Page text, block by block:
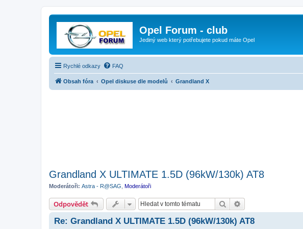
Opel Forum - club
Jediný web který potřebujete pokud máte Opel
Rychlé odkazy FAQ
Obsah fóra Opel diskuse dle modelů Grandland X
Grandland X ULTIMATE 1.5D (96kW/130k) AT8
Moderátoři: Astra - R@SAG Moderátoři
Odpovědět Hledat
Re: Grandland X ULTIMATE 1.5D (96kW/130k) AT8